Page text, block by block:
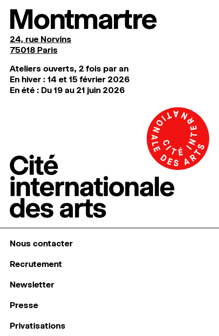
Montmartre
24, rue Norvins
75018 Paris
Ateliers ouverts, 2 fois par an
En hiver : 14 et 15 février 2026
En été : Du 19 au 21 juin 2026
Nous contacter
Recrutement
Newsletter
Presse
Privatisations